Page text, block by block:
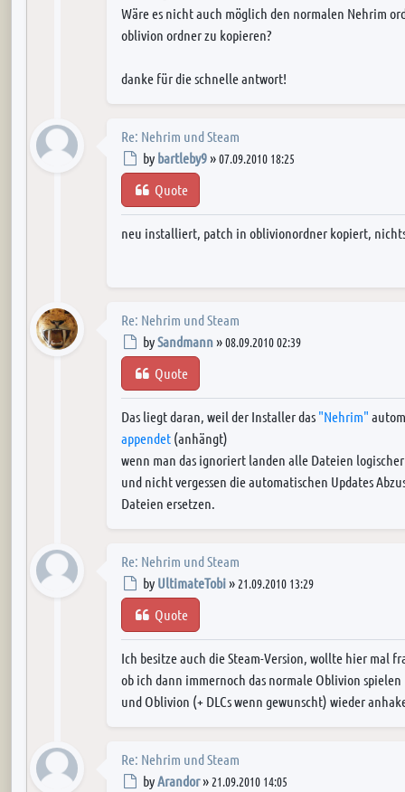
Wäre es nicht auch möglich den normalen Nehrim
oblivion ordner zu kopieren?
danke für die schnelle antwort!
Re: Nehrim und Steam
Post
by bartleby9»07.09.2010 18:25
Quote
neu installiert, patch in oblivionordner kopiert,
Re: Nehrim und Steam
Post
bySandmann»08.09.2010 02:39
Quote
Das liegt daran, weil der Installer das "Nehrim"
appendet (anhängt)
wenn man das ignoriert landen alle Dateien
und nicht vergessen die automatischen Updates
Dateien ersetzen.
Re: Nehrim und Steam
Post
by UltimateTobi» 21.09.2010 13:29
Quote
Ich besitze auch die Steam-Version, wollte hier mal
ob ich dann immernoch das normale Oblivion
und Oblivion (+ DLCs wenn gewunscht) wieder
Re: Nehrim und Steam
Post
byArandor» 21.09.2010 14:05